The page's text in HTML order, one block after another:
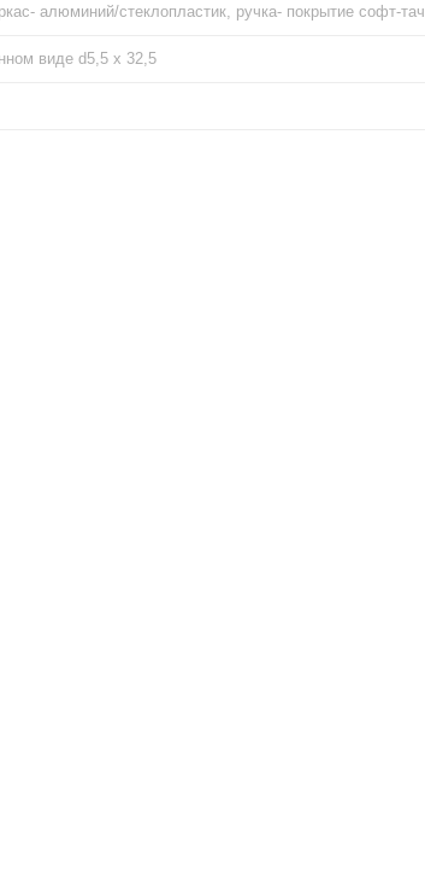
алюминий/стеклопластик, ручка- покрытие софт-тач
виде d5,5 х 32,5